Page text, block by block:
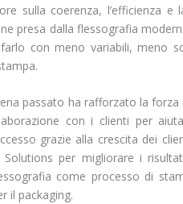
sulla coerenza, l’efficienza e
presa dalla flessografia
con meno variabili, meno
passato ha rafforzato la forza
con i clienti per
grazie alla crescita dei
Solutions per migliorare i
come processo di
il packaging.